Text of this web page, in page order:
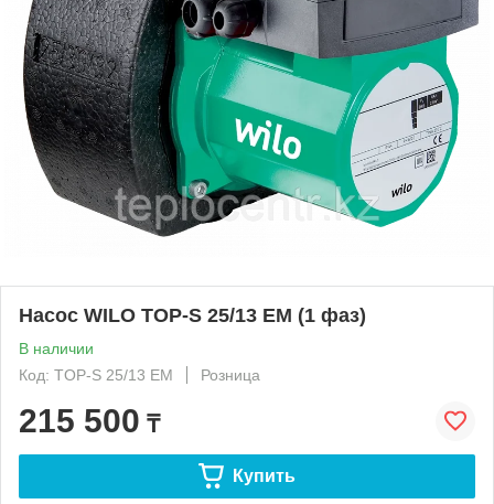
Насос WILO TOP-S 25/13 EM (1 фаз)
В наличии
Код: TOP-S 25/13 EM
Розница
215 500 ₸
Купить